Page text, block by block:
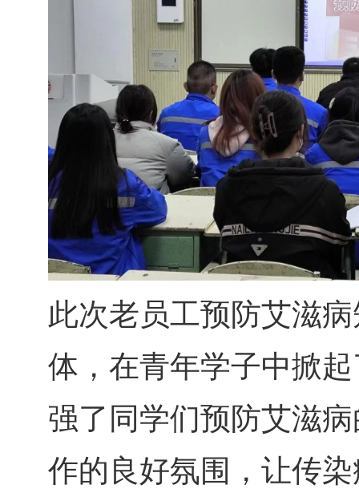
此次老员工预防艾滋
体，在青年学子中掀
强了同学们预防艾滋
作的良好氛围，让传